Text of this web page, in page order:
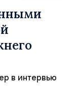
в интервью